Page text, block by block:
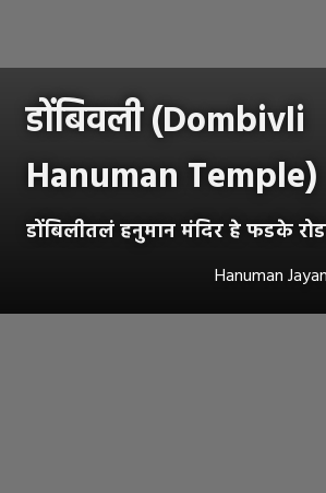
डोंबिवली (Dombivli
Hanuman Temple)
डोंबिलीतलं हनुमान मंदिर हे फडके
Hanuman